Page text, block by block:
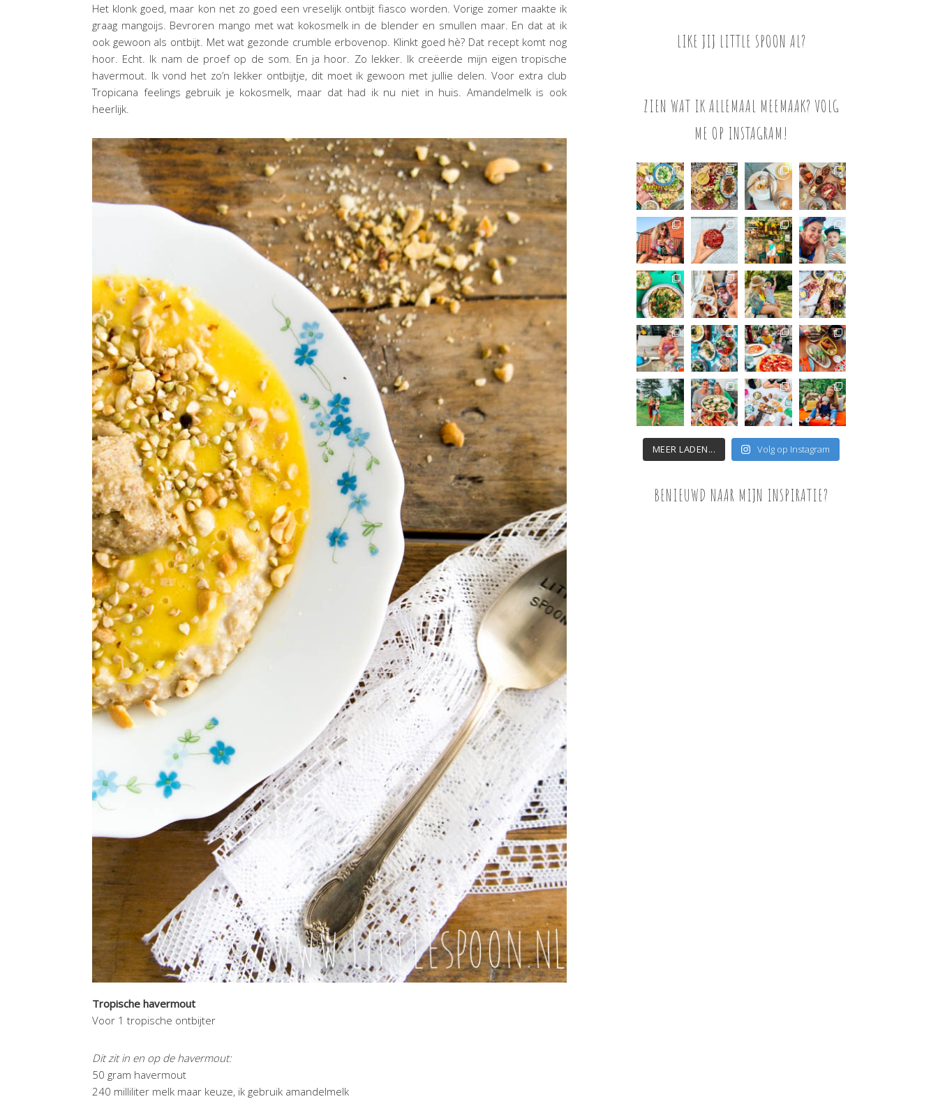
Het klonk goed, maar kon net zo goed een vreselijk ontbijt fiasco worden. Vorige zomer maakte ik
graag mangoijs. Bevroren mango met wat kokosmelk in de blender en smullen maar. En dat at ik
ook gewoon als ontbijt. Met wat gezonde crumble erbovenop. Klinkt goed hè? Dat recept komt nog
hoor. Echt. Ik nam de proef op de som. En ja hoor. Zo lekker. Ik creëerde mijn eigen tropische
havermout. Ik vond het zo’n lekker ontbijtje, dit moet ik gewoon met jullie delen. Voor extra club
Tropicana feelings gebruik je kokosmelk, maar dat had ik nu niet in huis. Amandelmelk is ook
heerlijk.
Tropische havermout
Voor 1 tropische ontbijter
Dit zit in en op de havermout:
50 gram havermout
240 milliliter melk maar keuze, ik gebruik amandelmelk
LIKE JIJ LITTLE SPOON AL?
ZIEN WAT IK ALLEMAAL MEEMAAK? VOLG
ME OP INSTAGRAM!
MEER LADEN... Volg op Instagram
BENIEUWD NAAR MIJN INSPIRATIE?